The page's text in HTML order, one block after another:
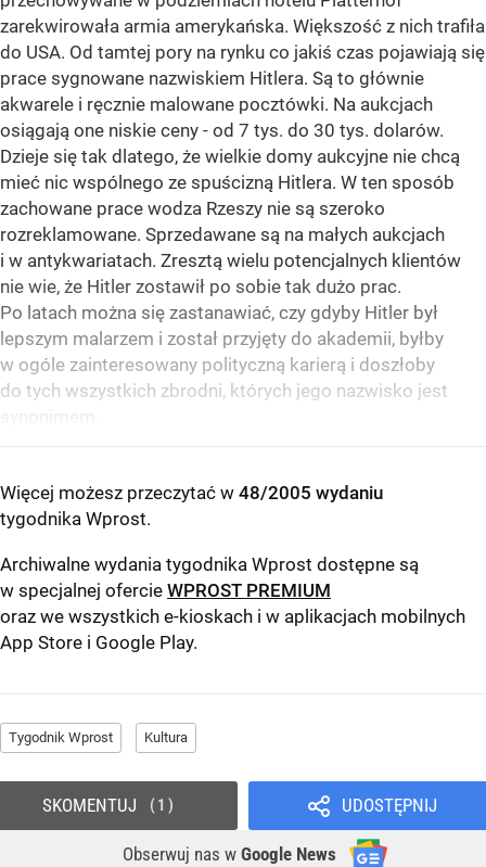
zarekwirowała armia amerykańska. Większość z nich trafiła
do USA. Od tamtej pory na rynku co jakiś czas pojawiają się
prace sygnowane nazwiskiem Hitlera. Są to głównie
akwarele i ręcznie malowane pocztówki. Na aukcjach
osiągają one niskie ceny - od 7 tys. do 30 tys. dolarów.
Dzieje się tak dlatego, że wielkie domy aukcyjne nie chcą
mieć nic wspólnego ze spuścizną Hitlera. W ten sposób
zachowane prace wodza Rzeszy nie są szeroko
rozreklamowane. Sprzedawane są na małych aukcjach
i w antykwariatach. Zresztą wielu potencjalnych klientów
nie wie, że Hitler zostawił po sobie tak dużo prac.
Po latach można się zastanawiać, czy gdyby Hitler był
lepszym malarzem i został przyjęty do akademii, byłby
w ogóle zainteresowany polityczną karierą i doszłoby
do tych wszystkich zbrodni, których jego nazwisko jest
Więcej możesz przeczytać w 48/2005 wydaniu
tygodnika Wprost.
Archiwalne wydania tygodnika Wprost dostępne są
w specjalnej ofercie WPROST PREMIUM
oraz we wszystkich e-kioskach i w aplikacjach mobilnych
App Store i Google Play.
Tygodnik Wprost Kultura
UDOSTĘPNIJ
Obserwuj nas w Google News
SKOMENTUJ 1